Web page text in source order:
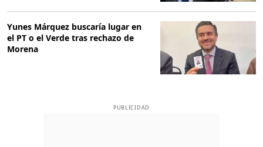
Yunes Márquez buscaría lugar en
el PT o el Verde tras rechazo de
Morena
PUBLICIDAD